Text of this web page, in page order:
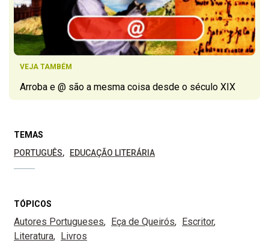
VEJA TAMBÉM
Arroba e @ são a mesma coisa desde o século XIX
TEMAS
PORTUGUÊS
EDUCAÇÃO LITERÁRIA
TÓPICOS
Autores Portugueses Eça de Queirós
Escritor
Literatura
Livros